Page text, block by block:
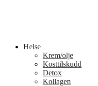
Helse
Krem/olje
Kosttilskudd
Detox
Kollagen